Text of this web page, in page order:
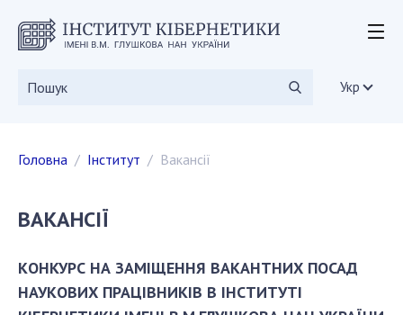
Укр
ІНСТИТУТ
Історія інституту
Вчена рада
Дисертаційні ради
СКІТ
Вакансії
Головна Інститут Вакансії
ВАКАНСІЇ
КОНКУРС НА ЗАМІЩЕННЯ ВАКАНТНИХ ПОСАД
НАУКОВИХ ПРАЦІВНИКІВ В ІНСТИТУТІ